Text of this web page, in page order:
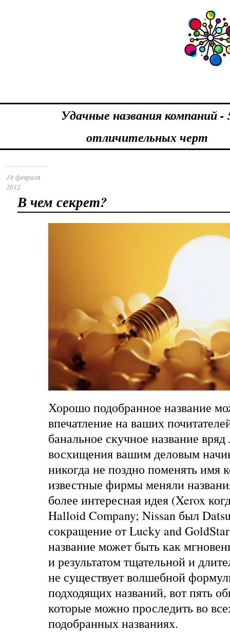
Удачные названия компаний -
отличительных черт
18 февраля
2012
В чем секрет?
Хорошо подобранное название
впечатление на ваших
банальное скучное название
восхищения вашим деловым
никогда не поздно поменять имя
известные фирмы меняли
более интересная идея (Xerox
Halloid Company; Nissan был
сокращение от Lucky and
название может быть как
и результатом тщательной и
не существует волшебной
подходящих названий, вот пять
которые можно проследить во
подобранных названиях.